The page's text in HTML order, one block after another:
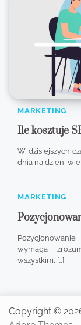
MARKETING
Ile kosztuje
W dzisiejszych
dnia na dzień,
MARKETING
wymaga
wszystkim, […]
Copyright ©